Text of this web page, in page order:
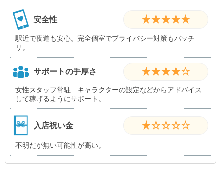
安全性 ★★★★★
駅近で夜道も安心。完全個室でプライバシー対策もバッチ
リ。
サポートの手厚さ ★★★★☆
女性スタッフ常駐！キャラクターの設定などからアドバイス
して稼げるようにサポート。
入店祝い金 ★☆☆☆☆
不明だが無い可能性が高い。